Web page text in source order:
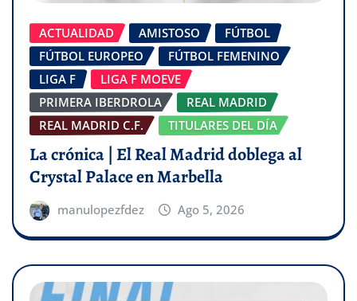
ACTUALIDAD AMISTOSO
FÚTBOL
FÚTBOL EUROPEO
FÚTBOL FEMENINO
LIGA F
LIGA F MOEVE
PRIMERA IBERDROLA
REAL MADRID
REAL MADRID C.F.
TITULARES DEL DÍA
La crónica | El Real Madrid doblega al
Crystal Palace en Marbella
manulopezfdez Ago 5, 2026